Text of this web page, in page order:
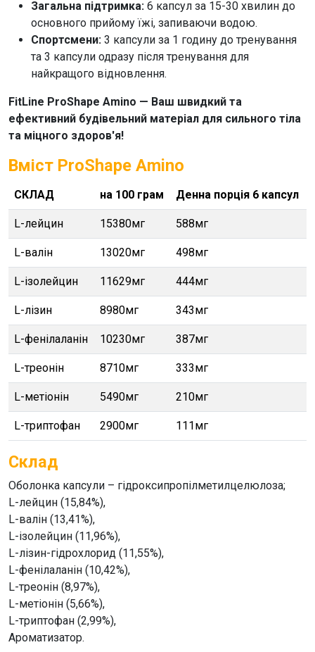
Загальна підтримка: 6 капсул за 15-30 хвилин до
основного прийому їжі, запиваючи водою.
Спортсмени: 3 капсули за 1 годину до тренування
та 3 капсули одразу після тренування для
найкращого відновлення.
FitLine ProShape Amino — Ваш швидкий та
ефективний будівельний матеріал для сильного тіла
та міцного здоров'я!
Вміст ProShape Amino
СКЛАД на 100 грам Денна порція 6 капсул
L-лейцин 15380мг 588мг
L-валін 13020мг 498мг
L-ізолейцин 11629мг 444мг
L-лізин 8980мг 343мг
L-фенілаланін 10230мг 387мг
L-треонін 8710мг 333мг
L-метіонін 5490мг 210мг
L-триптофан 2900мг 111мг
Склад
Оболонка капсули – гідроксипропілметилцелюлоза;
L-лейцин (15,84%),
L-валін (13,41%),
L-ізолейцин (11,96%),
L-лізин-гідрохлорид (11,55%),
L-фенілаланін (10,42%),
L-треонін (8,97%),
L-метіонін (5,66%),
L-триптофан (2,99%),
Ароматизатор.